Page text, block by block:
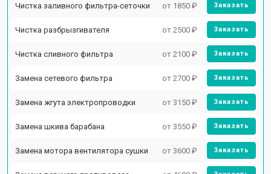
Чистка заливного фильтра-сеточки от 1850 ₽ Заказать
Чистка разбрызгивателя от 2500 ₽ Заказать
Чистка сливного фильтра от 2100 ₽ Заказать
Замена сетевого фильтра от 2700 ₽ Заказать
Замена жгута электропроводки от 3150 ₽ Заказать
Замена шкива барабана от 3550 ₽ Заказать
Замена мотора вентилятора сушки от 3600 ₽ Заказать